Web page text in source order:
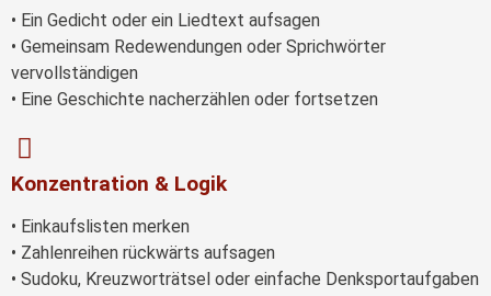
• Ein Gedicht oder ein Liedtext aufsagen
• Gemeinsam Redewendungen oder Sprichwörter
vervollständigen
• Eine Geschichte nacherzählen oder fortsetzen
Konzentration & Logik
• Einkaufslisten merken
• Zahlenreihen rückwärts aufsagen
• Sudoku, Kreuzworträtsel oder einfache Denksportaufgaben